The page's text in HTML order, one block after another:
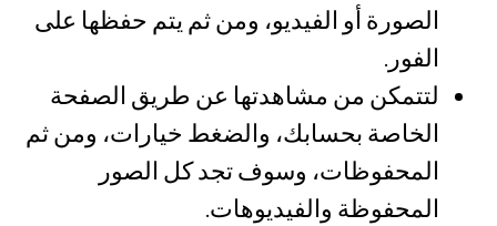
الصورة أو الفيديو، ومن ثم يتم حفظها على
الفور.
لتتمكن من مشاهدتها عن طريق الصفحة
الخاصة بحسابك، والضغط خيارات، ومن ثم
المحفوظات، وسوف تجد كل الصور
المحفوظة والفيديوهات.